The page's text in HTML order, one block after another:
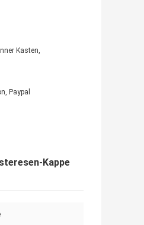
Kasten,
Paypal
Kappe